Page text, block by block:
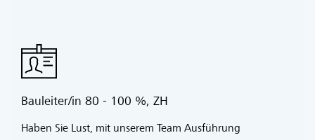
Bauleiter/in 80 - 100 %, ZH
Haben Sie Lust, mit unserem Team Ausführung